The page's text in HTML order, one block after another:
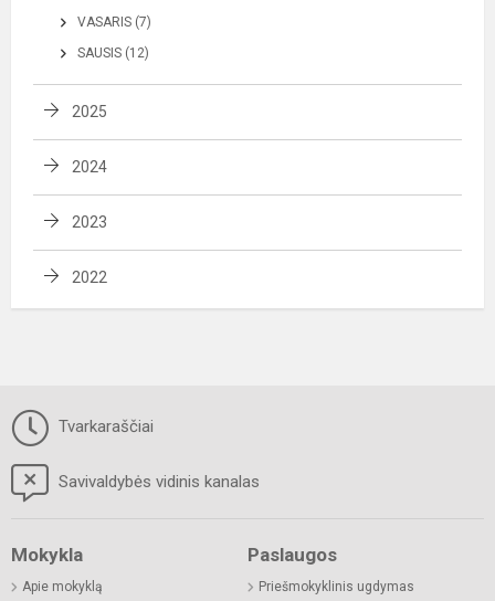
VASARIS (7)
SAUSIS (12)
2025
2024
2023
2022
Tvarkaraščiai
Savivaldybės vidinis kanalas
Mokykla
Apie mokyklą
Paslaugos
Priešmokyklinis ugdymas